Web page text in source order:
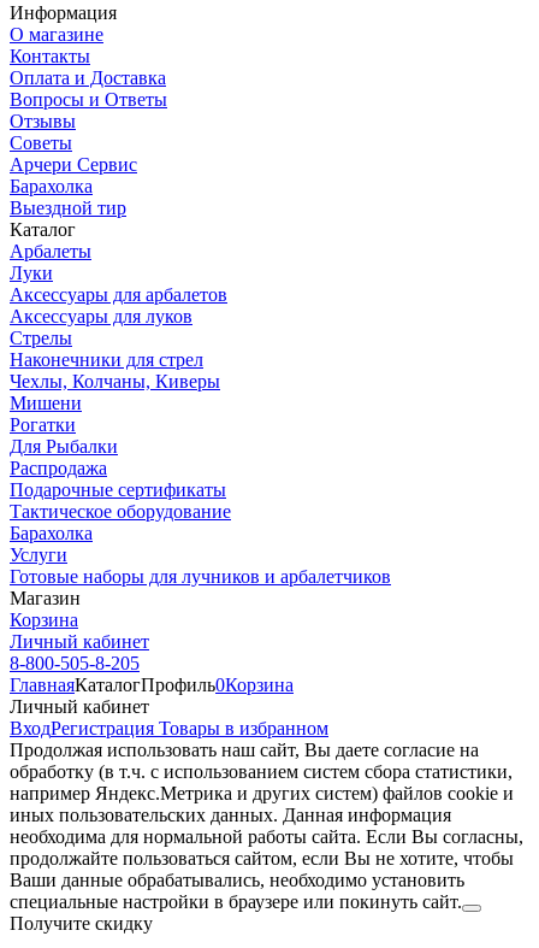
Информация
О магазине
Контакты
Оплата и Доставка
Вопросы и Ответы
Отзывы
Советы
Арчери Сервис
Барахолка
Выездной тир
Каталог
Арбалеты
Луки
Аксессуары для арбалетов
Аксессуары для луков
Стрелы
Наконечники для стрел
Чехлы, Колчаны, Киверы
Мишени
Рогатки
Для Рыбалки
Распродажа
Подарочные сертификаты
Тактическое оборудование
Барахолка
Услуги
Готовые наборы для лучников и арбалетчиков
Магазин
Корзина
Личный кабинет
8-800-505-8-205
ГлавнаяКаталогПрофиль0Корзина
Личный кабинет
ВходРегистрация Товары в избранном
Продолжая использовать наш cайт, Вы даете согласие на
обработку (в т.ч. с использованием систем сбора статистики,
например Яндекс.Метрика и других систем) файлов cookie и
иных пользовательских данных. Данная информация
необходима для нормальной работы сайта. Если Вы согласны,
продолжайте пользоваться сайтом, если Вы не хотите, чтобы
Ваши данные обрабатывались, необходимо установить
специальные настройки в браузере или покинуть сайт.
Получите скидку